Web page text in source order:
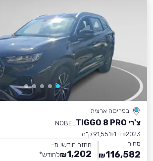
בפריסה ארצית
צ'רי TIGGO 8 PRO
NOBEL
2023 יד 1
91,551 ק״מ
מחיר
116,582
₪
החזר חודשי מ-
1,202
₪לחודש*